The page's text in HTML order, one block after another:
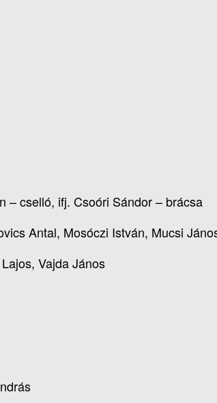
– cselló, ifj. Csoóri Sándor – brácsa
Antal, Mosóczi István, Mucsi
Vajda János